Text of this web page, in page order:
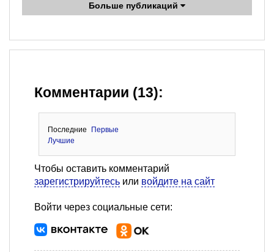
Больше публикаций
Комментарии (13):
Последние
Первые
Лучшие
Чтобы оставить комментарий
зарегистрируйтесь или войдите на сайт
Войти через социальные сети: